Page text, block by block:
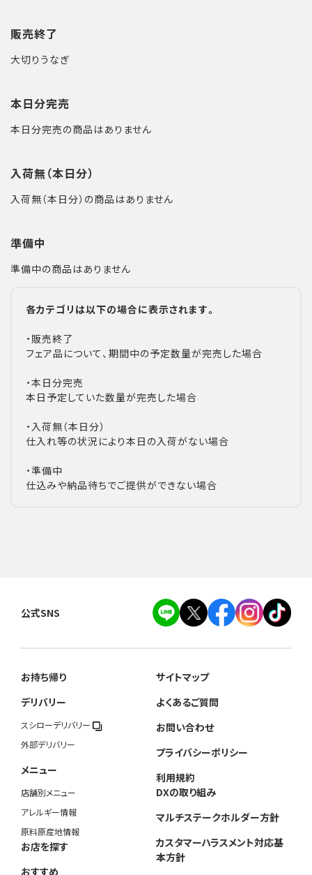
販売終了
大切りうなぎ
本日分完売
本日分完売の商品はありません
入荷無（本日分）
入荷無（本日分）の商品はありません
準備中
準備中の商品はありません
各カテゴリは以下の場合に表示されます。
・販売終了
フェア品について、期間中の予定数量が完売した場合
・本日分完売
本日予定していた数量が完売した場合
・入荷無（本日分）
仕入れ等の状況により本日の入荷がない場合
・準備中
仕込みや納品待ちでご提供ができない場合
公式SNS
お持ち帰り
デリバリー
スシローデリバリー
外部デリバリー
メニュー
店舗別メニュー
アレルギー情報
原料原産地情報
お店を探す
おすすめ
サイトマップ
よくあるご質問
お問い合わせ
プライバシーポリシー
利用規約
DXの取り組み
マルチステークホルダー方針
カスタマーハラスメント対応基
本方針